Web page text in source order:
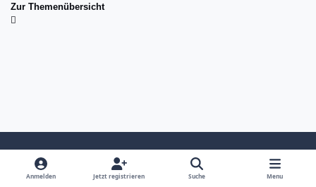
Zur Themenübersicht
Light ModeDark ModeSystem Preference
Anmelden Jetzt registrieren Suche Menu